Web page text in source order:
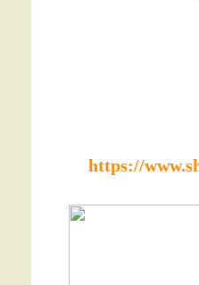
https://